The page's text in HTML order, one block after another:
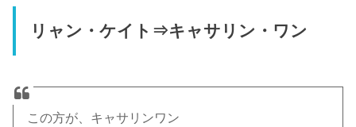
リャン・ケイト⇒キャサリン・ワン
この方が、キャサリンワン